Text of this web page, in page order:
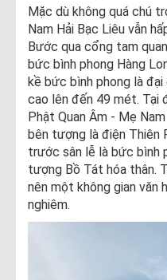
Mặc dù không quá chú
Nam Hải Bạc Liêu vẫn
Bước qua cổng tam
bức bình phong Hàng
kề bức bình phong là
cao lên đến 49 mét. Tại
Phật Quan Âm - Mẹ
bên tượng là điện Thiên
trước sân lễ là bức bình
tượng Bồ Tát hóa thân.
nên một không gian văn
nghiêm.